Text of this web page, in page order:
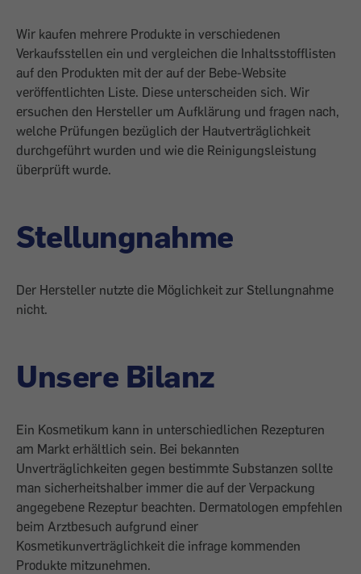
Wir kaufen mehrere Produkte in verschiedenen
Verkaufsstellen ein und vergleichen die Inhaltsstofflisten
auf den Produkten mit der auf der Bebe-Website
veröffentlichten Liste. Diese unterscheiden sich. Wir
ersuchen den Hersteller um Aufklärung und fragen nach,
welche Prüfungen bezüglich der Hautverträglichkeit
durchgeführt wurden und wie die Reinigungsleistung
überprüft wurde.
Stellungnahme
Der Hersteller nutzte die Möglichkeit zur Stellungnahme
nicht.
Unsere Bilanz
Ein Kosmetikum kann in unterschiedlichen Rezepturen
am Markt erhältlich sein. Bei bekannten
Unverträglichkeiten gegen bestimmte Substanzen sollte
man sicherheitshalber immer die auf der Verpackung
angegebene Rezeptur beachten. Dermatologen empfehlen
beim Arztbesuch aufgrund einer
Kosmetikunverträglichkeit die infrage kommenden
Produkte mitzunehmen.